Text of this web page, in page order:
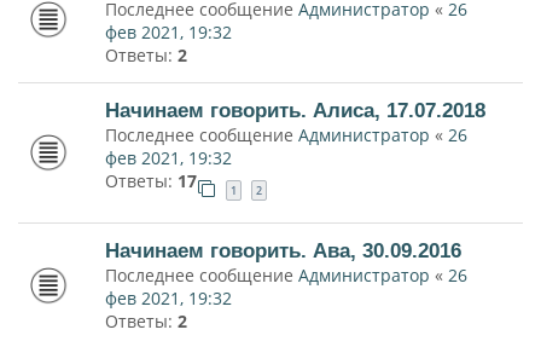
Последнее сообщение Администратор « 26
фев 2021, 19:32
Ответы: 2
Начинаем говорить. Алиса, 17.07.2018
Последнее сообщение Администратор « 26
фев 2021, 19:32
Ответы: 17 1 2
Начинаем говорить. Ава, 30.09.2016
Последнее сообщение Администратор « 26
фев 2021, 19:32
Ответы: 2